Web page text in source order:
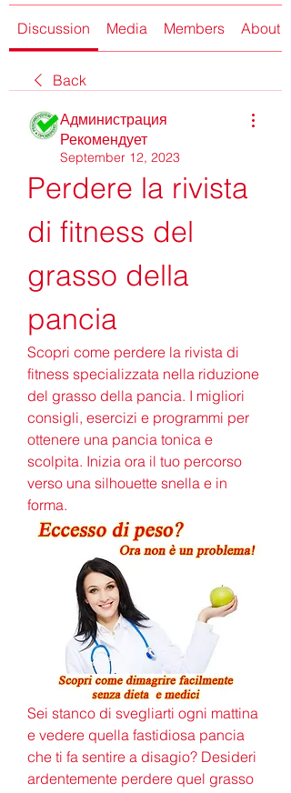
Discussion Media Members About
Back
Администрация
Рекомендует
September 12, 2023
Perdere la rivista
di fitness del
grasso della
pancia
Scopri come perdere la rivista di
fitness specializzata nella riduzione
del grasso della pancia. I migliori
consigli, esercizi e programmi per
ottenere una pancia tonica e
scolpita. Inizia ora il tuo percorso
verso una silhouette snella e in
forma.
Sei stanco di svegliarti ogni mattina
e vedere quella fastidiosa pancia
che ti fa sentire a disagio? Desideri
ardentemente perdere quel grasso